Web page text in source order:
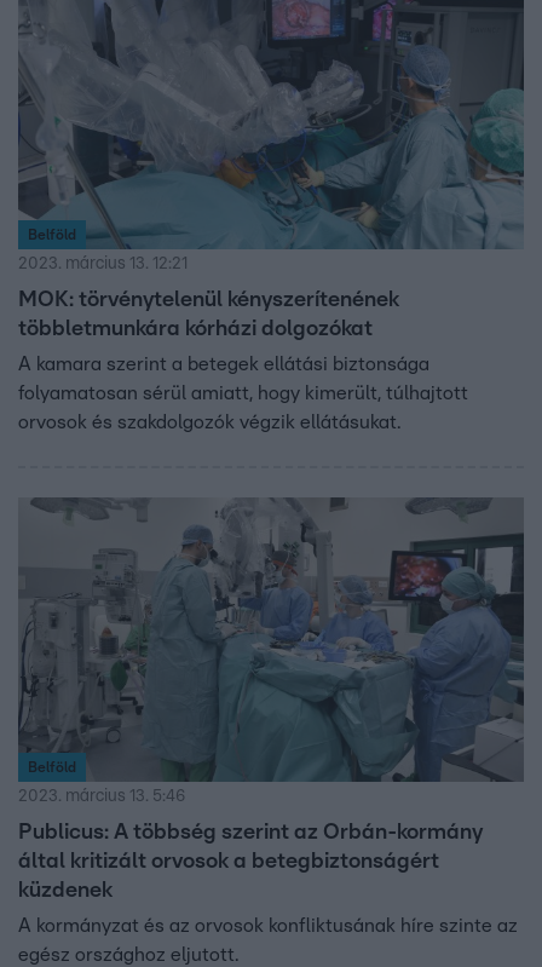
nyomásgyakorlással vennék rá az orvosokat az önkéntes
többletmunkára, ami szerintük törvénysértő.
Belföld
2023. március 13. 12:21
MOK: törvénytelenül kényszerítenének
többletmunkára kórházi dolgozókat
A kamara szerint a betegek ellátási biztonsága
folyamatosan sérül amiatt, hogy kimerült, túlhajtott
orvosok és szakdolgozók végzik ellátásukat.
Belföld
2023. március 13. 5:46
Publicus: A többség szerint az Orbán-kormány
által kritizált orvosok a betegbiztonságért
küzdenek
A kormányzat és az orvosok konfliktusának híre szinte az
egész országhoz eljutott.